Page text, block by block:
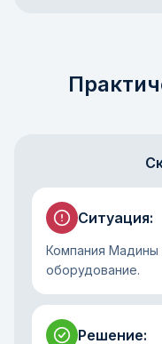
Ситуация:
Компания Мадины
оборудование.
Решение: